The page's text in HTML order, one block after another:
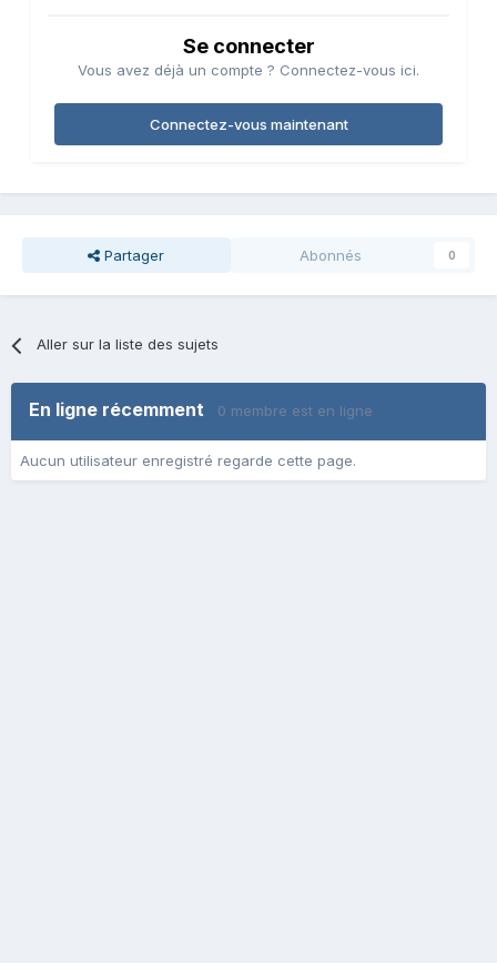
Se connecter
Vous avez déjà un compte ? Connectez-vous ici.
Connectez-vous maintenant
Partager Abonnés 0
Aller sur la liste des sujets
En ligne récemment 0 membre est en ligne
Aucun utilisateur enregistré regarde cette page.